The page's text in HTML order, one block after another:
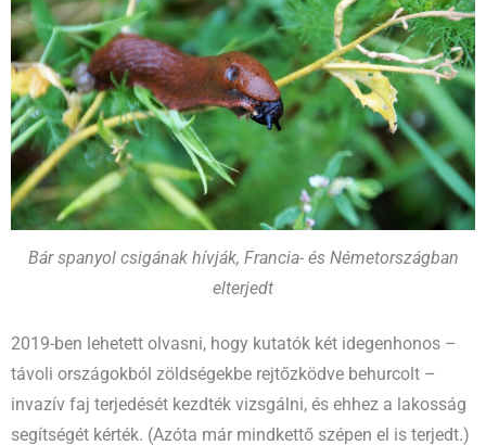
Bár spanyol csigának hívják, Francia- és Németországban
elterjedt
2019-ben lehetett olvasni, hogy kutatók két idegenhonos –
távoli országokból zöldségekbe rejtőzködve behurcolt –
invazív faj terjedését kezdték vizsgálni, és ehhez a lakosság
segítségét kérték. (Azóta már mindkettő szépen el is terjedt.)